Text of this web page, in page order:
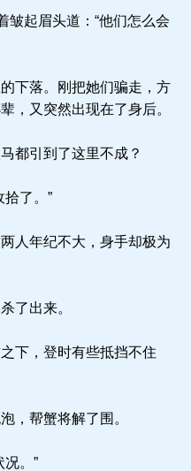
皱起眉头道：“他们怎么会
下落。刚把她们骗走，方
，又突然出现在了身后。
都引到了这里不成？
了。”
人年纪不大，身手却极为
了出来。
下，登时有些抵挡不住
，帮蟹将解了围。
。”